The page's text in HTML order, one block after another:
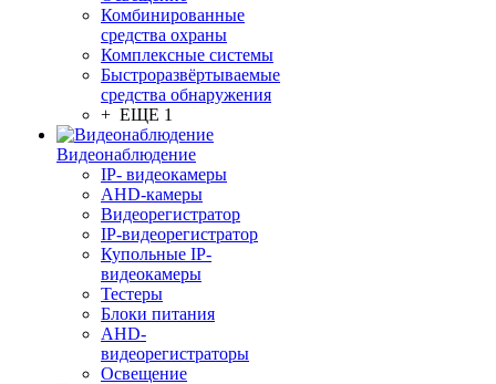
Комбинированные
средства охраны
Комплексные системы
Быстроразвёртываемые
средства обнаружения
+ ЕЩЕ 1
Видеонаблюдение
IP- видеокамеры
AHD-камеры
Видеорегистратор
IP-видеорегистратор
Купольные IP-
видеокамеры
Тестеры
Блоки питания
AHD-
видеорегистраторы
Освещение